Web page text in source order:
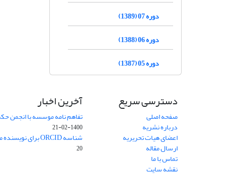
دوره 07 (1389)
دوره 06 (1388)
دوره 05 (1387)
دسترسی سریع
صفحه اصلی
درباره نشریه
اعضای هیات تحریریه
ارسال مقاله
تماس با ما
نقشه سایت
آخرین اخبار
تفاهم نامه موسسه با انجمن
1400-02-21
شناسه ORCID برای نویسنده مسئول
20